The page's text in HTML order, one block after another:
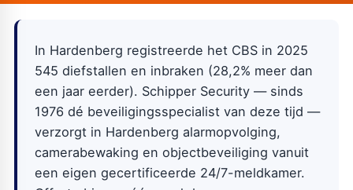
In Hardenberg registreerde het CBS in 2025
545 diefstallen en inbraken (28,2% meer dan
een jaar eerder). Schipper Security — sinds
1976 dé beveiligingsspecialist van deze tijd —
verzorgt in Hardenberg alarmopvolging,
camerabewaking en objectbeveiliging vanuit
een eigen gecertificeerde 24/7-meldkamer.